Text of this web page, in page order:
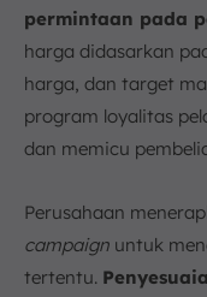
permintaan pada
harga didasarkan
harga, dan target
program loyalitas
dan memicu
Perusahaan
campaign untuk
tertentu.